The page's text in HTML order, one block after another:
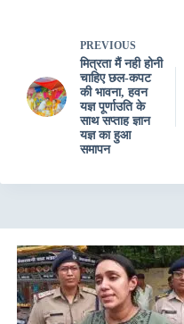
PREVIOUS
मित्रता मैं नही होनी
चाहिए छल-कपट
की भावना, हवन
यज्ञ पूर्णाउति के
साथ सप्ताह ज्ञान
यज्ञ का हुआ
समापन